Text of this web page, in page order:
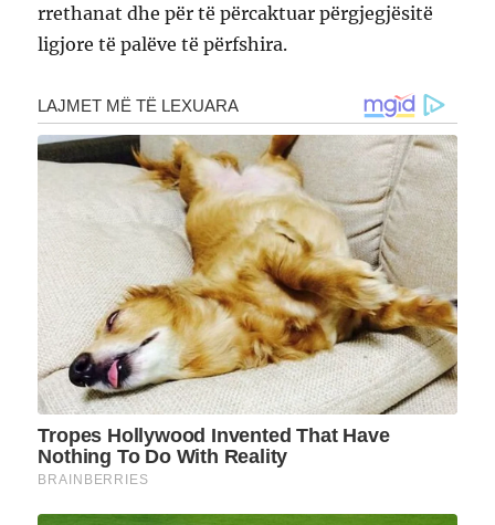
rrethanat dhe për të përcaktuar përgjegjësitë
ligjore të palëve të përfshira.